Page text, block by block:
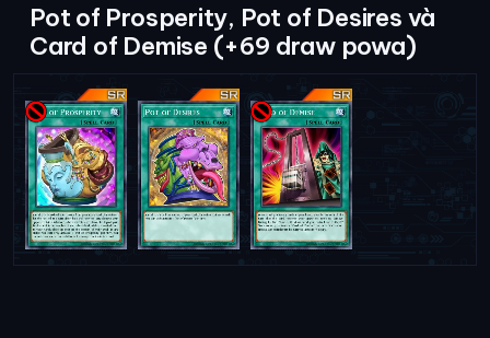
Pot of Prosperity, Pot of Desires và
Card of Demise (+69 draw powa)